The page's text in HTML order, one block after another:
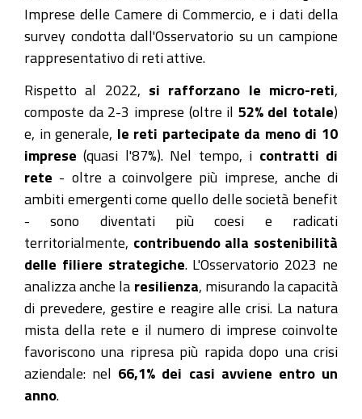
Imprese delle Camere di Commercio, e i dati della
survey condotta dall'Osservatorio su un campione
rappresentativo di reti attive.
Rispetto al 2022, si rafforzano le micro-reti
composte da 2-3 imprese (oltre il 52% del totale)
e, in generale, le reti partecipate da meno di 10
imprese (quasi l'87%). Nel tempo, i contratti di
rete - oltre a coinvolgere più imprese, anche di
ambiti emergenti come quello delle società benefit
- sono diventati più coesi e radicati
territorialmente, contribuendo alla sostenibilità
delle filiere strategiche . L'Osservatorio 2023 ne
analizza anche la resilienza , misurando la capacità
di prevedere, gestire e reagire alle crisi. La natura
mista della rete e il numero di imprese coinvolte
favoriscono una ripresa più rapida dopo una crisi
aziendale: nel 66,1% dei casi avviene entro un
anno